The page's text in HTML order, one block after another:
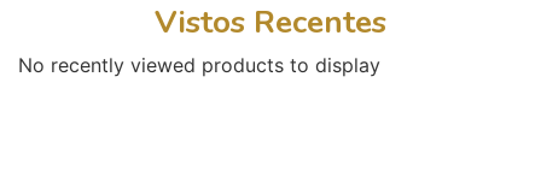
Vistos Recentes
No recently viewed products to display